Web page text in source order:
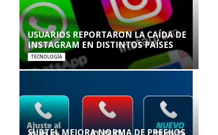
USUARIOS REPORTARON LA CAÍDA DE
INSTAGRAM EN DISTINTOS PAÍSES
TECNOLOGÍA
SUBTEL MEJORA NORMA DE PREFIJOS